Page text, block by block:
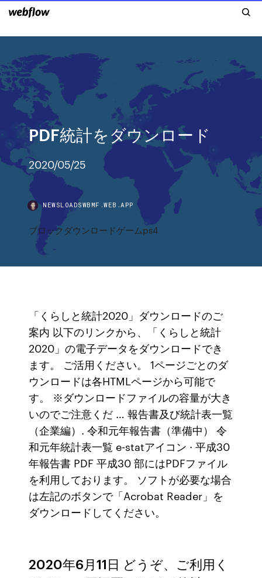
PDF統計をダウンロード
2020/05/25
NEWSLOADSWBMF.WEB.APP
ブロックダウンロードゲームps4
「くらしと統計2020」ダウンロードのご
案内 以下のリンクから、「くらしと統計
2020」の電子データをダウンロードでき
ます。 ご活用ください。 1ページごとのダ
ウンロードは各HTMLページから可能で
す。 ※ダウンロードファイルの容量が大き
いのでご注意くだ … 報告書及び統計表一覧
（企業編）. 令和元年報告書（準備中） 令
和元年統計表一覧 e-statアイコン · 平成30
年報告書 PDF 平成30 部にはPDFファイル
を利用しております。 ソフトが必要な場合
は左記のボタンで「Acrobat Reader」を
ダウンロードしてください。
2020年6月11日 どうぞ、ご利用く